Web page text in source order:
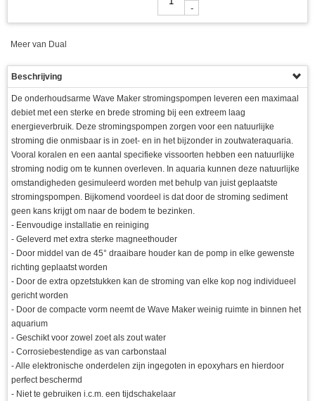
-
Meer van Dual
Beschrijving
De onderhoudsarme Wave Maker stromingspompen leveren een maximaal
debiet met een sterke en brede stroming bij een extreem laag
energieverbruik. Deze stromingspompen zorgen voor een natuurlijke
stroming die onmisbaar is in zoet- en in het bijzonder in zoutwateraquaria.
Vooral koralen en een aantal specifieke vissoorten hebben een natuurlijke
stroming nodig om te kunnen overleven. In aquaria kunnen deze natuurlijke
omstandigheden gesimuleerd worden met behulp van juist geplaatste
stromingspompen. Bijkomend voordeel is dat door de stroming sediment
geen kans krijgt om naar de bodem te bezinken.
- Eenvoudige installatie en reiniging
- Geleverd met extra sterke magneethouder
- Door middel van de 45° draaibare houder kan de pomp in elke gewenste
richting geplaatst worden
- Door de extra opzetstukken kan de stroming van elke kop nog individueel
gericht worden
- Door de compacte vorm neemt de Wave Maker weinig ruimte in binnen het
aquarium
- Geschikt voor zowel zoet als zout water
- Corrosiebestendige as van carbonstaal
- Alle elektronische onderdelen zijn ingegoten in epoxyhars en hierdoor
perfect beschermd
- Niet te gebruiken i.c.m. een tijdschakelaar